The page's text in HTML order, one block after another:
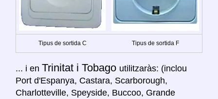
Tipus de sortida C Tipus de sortida F
... i en Trinitat i Tobago utilitzaràs: (inclou
Port d'Espanya, Castara, Scarborough,
Charlotteville, Speyside, Buccoo, Grande